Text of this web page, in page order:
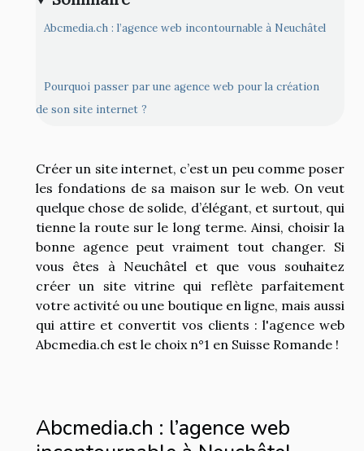
Abcmedia.ch : l’agence web incontournable à Neuchâtel
Pourquoi passer par une agence web pour la création
de son site internet ?
Créer un site internet, c’est un peu comme poser
les fondations de sa maison sur le web. On veut
quelque chose de solide, d’élégant, et surtout, qui
tienne la route sur le long terme. Ainsi, choisir la
bonne agence peut vraiment tout changer. Si
vous êtes à Neuchâtel et que vous souhaitez
créer un site vitrine qui reflète parfaitement
votre activité ou une boutique en ligne, mais aussi
qui attire et convertit vos clients : l'agence web
Abcmedia.ch est le choix n°1 en Suisse Romande !
Abcmedia.ch : l’agence web